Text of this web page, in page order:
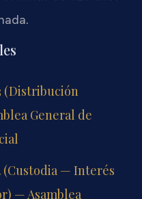
(Distribución
General de
(Custodia — Interés
— Asamblea